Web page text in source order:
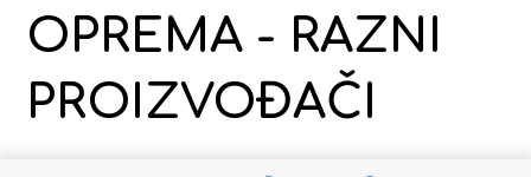
OPREMA - RAZNI
PROIZVOĐAČI